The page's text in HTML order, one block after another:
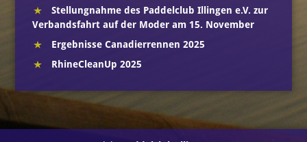
Stellungnahme des Paddelclub Illingen e.V. zur
Verbandsfahrt auf der Moder am 15. November
Ergebnisse Canadierrennen 2025
RhineCleanUp 2025